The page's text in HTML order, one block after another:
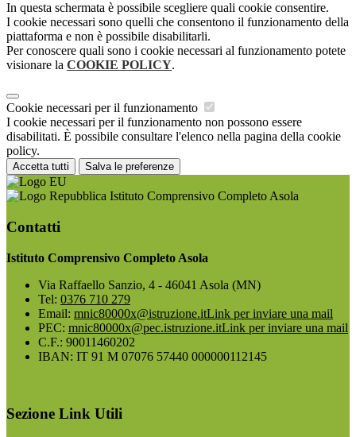
In questa schermata è possibile scegliere quali cookie consentire.
I cookie necessari sono quelli che consentono il funzionamento della
piattaforma e non è possibile disabilitarli.
Per conoscere quali sono i cookie necessari al funzionamento potete
visionare la COOKIE POLICY.
Cookie necessari per il funzionamento
I cookie necessari per il funzionamento non possono essere
disabilitati. È possibile consultare l'elenco nella pagina della cookie
policy.
Accetta tutti Salva le preferenze
Istituto Comprensivo Completo Asola
Contatti
Istituto Comprensivo Completo Asola
Via Raffaello Sanzio, 4 - 46041 Asola (MN)
Tel: 0376 710 279
Email: mnic80000x@istruzione.itLink per inviare una mail
PEC: mnic80000x@pec.istruzione.itLink per inviare una mail
C.F.: 90011460202
IBAN: IT 91 M 07076 57440 000000112145
Sezione Link Utili